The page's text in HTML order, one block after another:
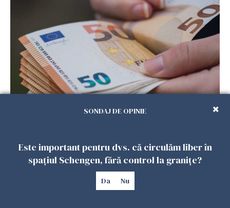
ascunși de autorități
26 IULIE 2026
SONDAJ DE OPINIE
Este important pentru dvs. că circulăm liber în
spațiul Schengen, fără control la granițe?
Da Nu